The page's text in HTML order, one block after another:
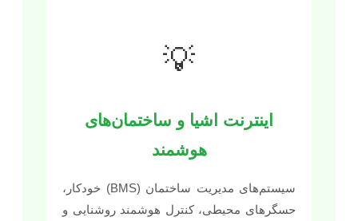
💡
اینترنت اشیا و ساختمان‌های
هوشمند
سیستم‌های مدیریت ساختمان (BMS) خودکار،
حسگرهای محیطی، کنترل هوشمند روشنایی و